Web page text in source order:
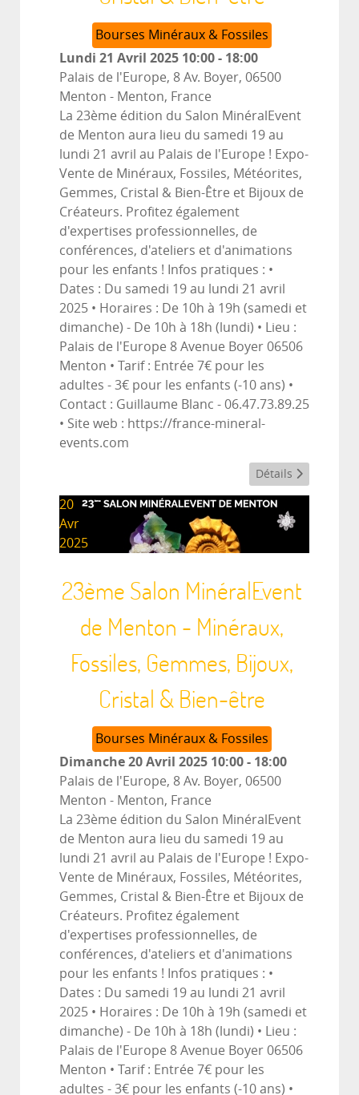
Bourses Minéraux & Fossiles
Lundi 21 Avril 2025 10:00- 18:00
Palais de l'Europe, 8 Av. Boyer, 06500
Menton - Menton, France
La 23ème édition du Salon MinéralEvent
de Menton aura lieu du samedi 19 au
lundi 21 avril au Palais de l'Europe ! Expo-
Vente de Minéraux, Fossiles, Météorites,
Gemmes, Cristal & Bien-Être et Bijoux de
Créateurs. Profitez également
d'expertises professionnelles, de
conférences, d'ateliers et d'animations
pour les enfants ! Infos pratiques : •
Dates : Du samedi 19 au lundi 21 avril
2025 • Horaires : De 10h à 19h (samedi et
dimanche) - De 10h à 18h (lundi) • Lieu :
Palais de l'Europe 8 Avenue Boyer 06506
Menton • Tarif : Entrée 7€ pour les
adultes - 3€ pour les enfants (-10 ans) •
Contact : Guillaume Blanc - 06.47.73.89.25
• Site web : https://france-mineral-
events.com
Détails
20
Avr
2025
23ème Salon MinéralEvent
de Menton - Minéraux,
Fossiles, Gemmes, Bijoux,
Cristal & Bien-être
Bourses Minéraux & Fossiles
Dimanche 20 Avril 2025 10:00- 18:00
Palais de l'Europe, 8 Av. Boyer, 06500
Menton - Menton, France
La 23ème édition du Salon MinéralEvent
de Menton aura lieu du samedi 19 au
lundi 21 avril au Palais de l'Europe ! Expo-
Vente de Minéraux, Fossiles, Météorites,
Gemmes, Cristal & Bien-Être et Bijoux de
Créateurs. Profitez également
d'expertises professionnelles, de
conférences, d'ateliers et d'animations
pour les enfants ! Infos pratiques : •
Dates : Du samedi 19 au lundi 21 avril
2025 • Horaires : De 10h à 19h (samedi et
dimanche) - De 10h à 18h (lundi) • Lieu :
Palais de l'Europe 8 Avenue Boyer 06506
Menton • Tarif : Entrée 7€ pour les
adultes - 3€ pour les enfants (-10 ans) •